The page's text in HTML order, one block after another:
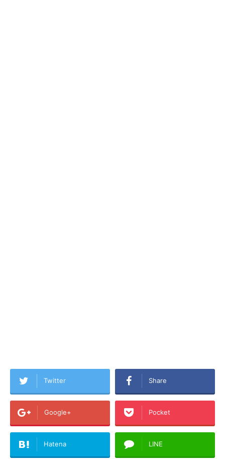
Twitter Share
Google+ Pocket
Hatena LINE